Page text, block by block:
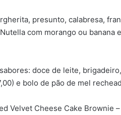
presunto, calabresa,
com morango ou banana
doce de leite,
e bolo de pão de mel
Velvet Cheese Cake Brownie